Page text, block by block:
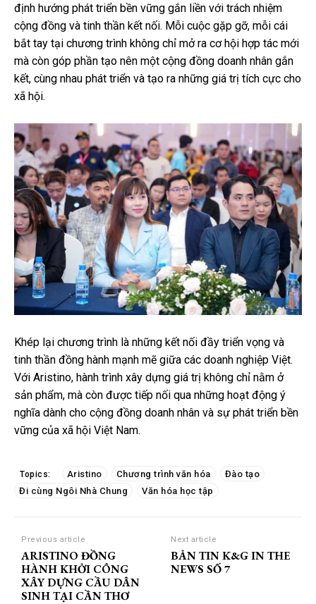
định hướng phát triển bền vững gắn liền với trách nhiệm
cộng đồng và tinh thần kết nối. Mỗi cuộc gặp gỡ, mỗi cái
bắt tay tại chương trình không chỉ mở ra cơ hội hợp tác mới
mà còn góp phần tạo nên một cộng đồng doanh nhân gắn
kết, cùng nhau phát triển và tạo ra những giá trị tích cực cho
xã hội.
Khép lại chương trình là những kết nối đầy triển vọng và
tinh thần đồng hành mạnh mẽ giữa các doanh nghiệp Việt.
Với Aristino, hành trình xây dựng giá trị không chỉ nằm ở
sản phẩm, mà còn được tiếp nối qua những hoạt động ý
nghĩa dành cho cộng đồng doanh nhân và sự phát triển bền
vững của xã hội Việt Nam.
Topics: Aristino Chương trình văn hóa
Đào tạo
Đi cùng Ngôi Nhà Chung
Văn hóa học tập
Previous article
ARISTINO ĐỒNG
HÀNH KHỞI CÔNG
XÂY DỰNG CẦU DÂN
SINH TẠI CẦN THƠ
Next article
BẢN TIN K&G IN THE
NEWS SỐ 7